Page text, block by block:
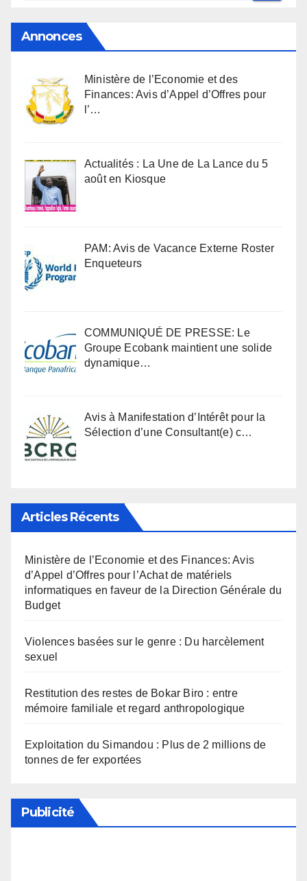
Annonces
Ministère de l’Economie et des
Finances: Avis d’Appel d’Offres pour
l’…
Actualités : La Une de La Lance du 5
août en Kiosque
PAM: Avis de Vacance Externe Roster
Enqueteurs
COMMUNIQUÉ DE PRESSE: Le
Groupe Ecobank maintient une solide
dynamique…
Avis à Manifestation d’Intérêt pour la
Sélection d’une Consultant(e) c…
Articles Récents
Ministère de l’Economie et des Finances: Avis
d’Appel d’Offres pour l’Achat de matériels
informatiques en faveur de la Direction Générale du
Budget
Violences basées sur le genre : Du harcèlement
sexuel
Restitution des restes de Bokar Biro : entre
mémoire familiale et regard anthropologique
Exploitation du Simandou : Plus de 2 millions de
tonnes de fer exportées
Publicité